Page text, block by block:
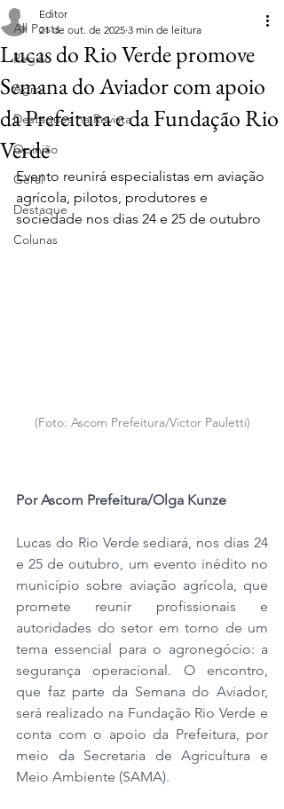
All Posts
Região
Agro
Destaques na Revista
Opinião
Geral
Destaque
Colunas
Lucas do Rio Verde promove
Semana do Aviador com apoio
da Prefeitura e da Fundação Rio
Verde
Editor
21 de out. de 2025 3 min de leitura
Evento reunirá especialistas em aviação
agrícola, pilotos, produtores e
sociedade nos dias 24 e 25 de outubro
(Foto: Ascom Prefeitura/Victor Pauletti)
Por Ascom Prefeitura/Olga Kunze
Lucas do Rio Verde sediará, nos dias 24
e 25 de outubro, um evento inédito no
município sobre aviação agrícola, que
promete reunir profissionais e
autoridades do setor em torno de um
tema essencial para o agronegócio: a
segurança operacional. O encontro,
que faz parte da Semana do Aviador,
será realizado na Fundação Rio Verde e
conta com o apoio da Prefeitura, por
meio da Secretaria de Agricultura e
Meio Ambiente (SAMA).